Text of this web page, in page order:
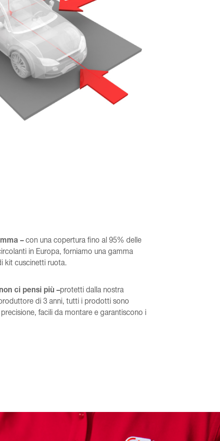
–con una copertura fino al 95% delle
in Europa, forniamo una gamma
kit cuscinetti ruota.
ci pensi più –protetti dalla nostra
di 3 anni, tutti i prodotti sono
facili da montare e garantiscono i